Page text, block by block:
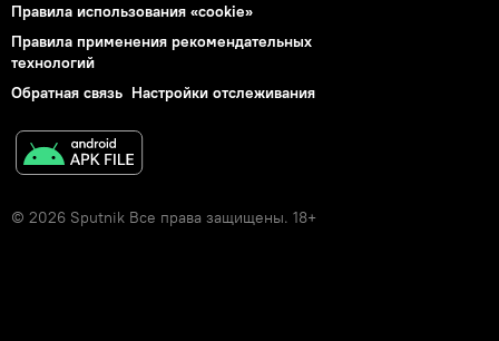
Правила использования «cookie»
Правила применения рекомендательных
технологий
Обратная связь Настройки отслеживания
© 2026 Sputnik Все права защищены. 18+